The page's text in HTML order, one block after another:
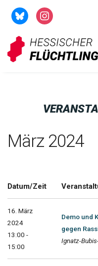
Zum
Inhalt
springen
März 2024
Datum/Zeit
16. März
2024
13:00 -
15:00
Demo und
gegen
Ignatz-